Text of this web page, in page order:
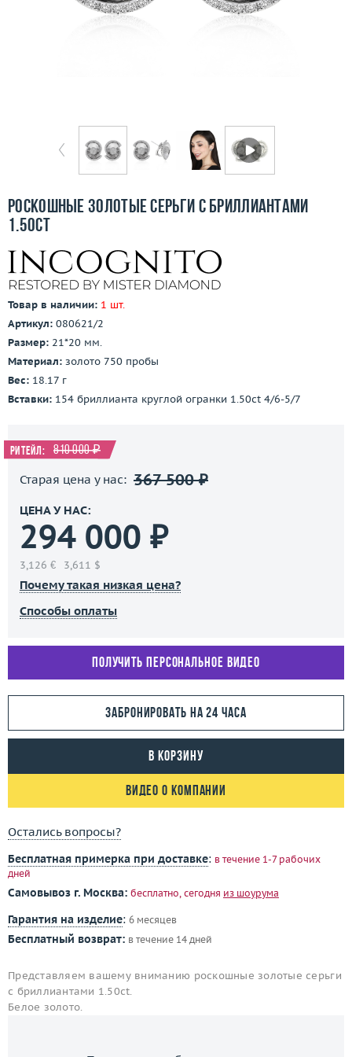
Бесплатная доставка
Контакты
Роскошные золотые серьги с бриллиантами
1.50ct
Товар в наличии: 1 шт.
Артикул: 080621/2
Размер: 21*20 мм.
Материал: золото 750 пробы
Вес: 18.17 г
Вставки: 154 бриллианта круглой огранки 1.50ct 4/6-5/7
Ритейл: 810 000 ₽
Старая цена у нас: 367 500 ₽
ЦЕНА У НАС:
294 000 ₽
3,126 € 3,611 $
Почему такая низкая цена?
Способы оплаты
Получить персональное видео
Забронировать на 24 часа
В корзину
Видео о компании
Остались вопросы?
Бесплатная примерка при доставке: в течение 1-7 рабочих
дней
Самовывоз г. Москва: бесплатно, сегодня из шоурума
Гарантия на изделие: 6 месяцев
Бесплатный возврат: в течение 14 дней
Представляем вашему вниманию роскошные золотые серьги
с бриллиантами 1.50ct.
Белое золото.